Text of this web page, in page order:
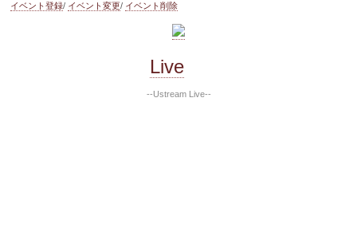
イベント登録/ イベント変更/ イベント削除
Live
--Ustream Live--